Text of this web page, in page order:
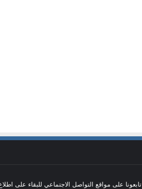
تابعونا على مواقع التواصل الاجتماعي للبقاء على